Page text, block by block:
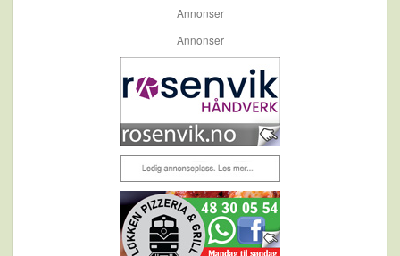
Annonser
Annonser